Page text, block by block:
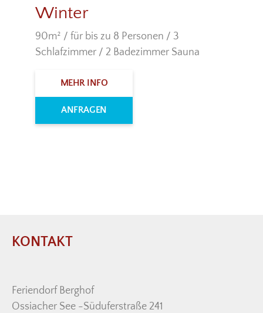
Winter
90m² / für bis zu 8 Personen / 3
Schlafzimmer / 2 Badezimmer Sauna
MEHR INFO
ANFRAGEN
KONTAKT
Feriendorf Berghof
Ossiacher See -Süduferstraße 241